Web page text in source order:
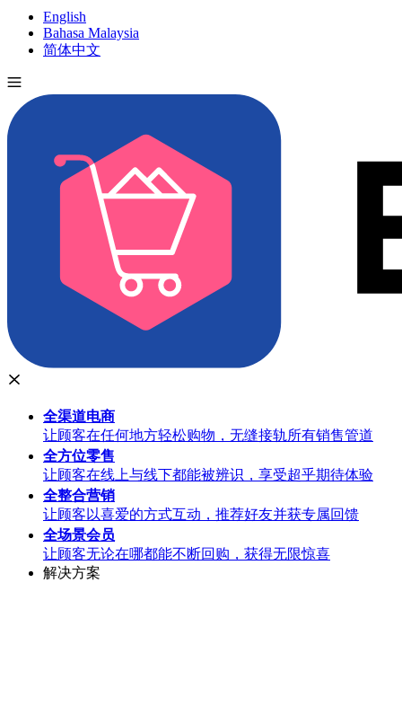
English
Bahasa Malaysia
简体中文
全渠道电商
让顾客在任何地方轻松购物，无缝接轨所有销售管道
全方位零售
让顾客在线上与线下都能被辨识，享受超乎期待体验
全整合营销
让顾客以喜爱的方式互动，推荐好友并获专属回馈
全场景会员
让顾客无论在哪都能不断回购，获得无限惊喜
解决方案